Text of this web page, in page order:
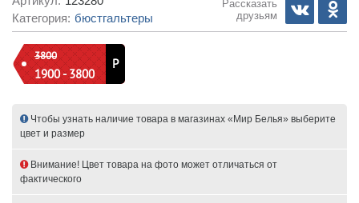
Категория: бюстгальтеры
Рассказать
друзьям
3800
1900 - 3800
Р
Чтобы узнать наличие товара в магазинах «Мир Белья» выберите
цвет и размер
Внимание! Цвет товара на фото может отличаться от
фактического